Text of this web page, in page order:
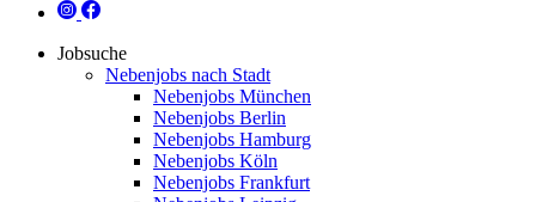
Jobsuche
Nebenjobs nach Stadt
Nebenjobs München
Nebenjobs Berlin
Nebenjobs Hamburg
Nebenjobs Köln
Nebenjobs Frankfurt